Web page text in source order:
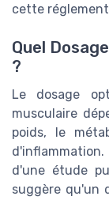
cette
Quel
?
Le dosage
musculaire
poids, le
d'une étude
suggère qu'un